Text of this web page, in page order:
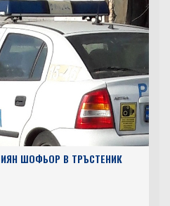
ШОФЬОР В ТРЪСТЕНИК